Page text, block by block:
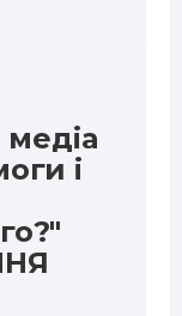
медіа
і